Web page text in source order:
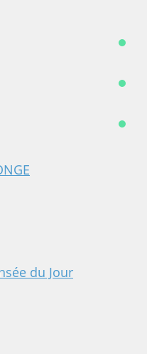
du Jour